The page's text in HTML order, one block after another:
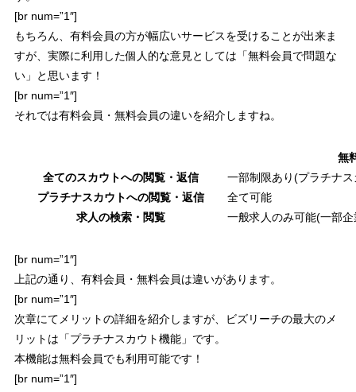
[br num=”1″]
もちろん、有料会員の方が幅広いサービスを受けることが出来ま
すが、 実際に利用した個人的な意見としては「無料会員で問題な
い」と思います！
[br num=”1″]
それでは有料会員・無料会員の違いを紹介しますね。
無
全てのスカウトへの閲覧・返信
一部制限あり(プラチナ
プラチナスカウトへの閲覧・返信
全て可能
求人の検索・閲覧
一般求人のみ可能(一部
[br num=”1″]
上記の通り、有料会員・無料会員は違いがあります。
[br num=”1″]
次章にてメリットの詳細を紹介しますが、
ビズリーチの最大のメ
リットは「プラチナスカウト機能」です。
本機能は無料会員でも利用可能です！
[br num=”1″]